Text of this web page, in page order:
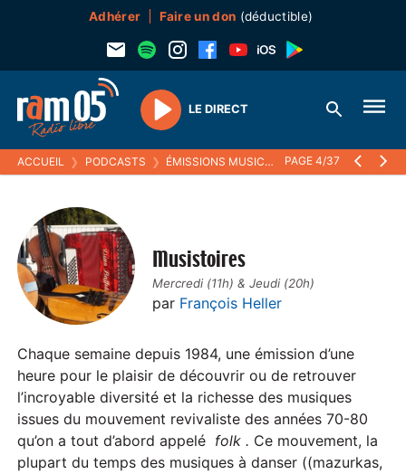
Adhérer Faire un don (déductible)
Play
LE DIRECT
ACCUEIL ❯ PODCASTS ❯ ÉMISSIONS MUSICALES ❯ MUSISTOIRES
PAGE 4/37
Musistoires
Mercredi (11h) & Jeudi (20h)
par François Heller
Chaque semaine depuis 1984, une émission d’une
heure pour le plaisir de découvrir ou de retrouver
l’incroyable diversité et la richesse des musiques
issues du mouvement revivaliste des années 70-80
qu’on a tout d’abord appelé folk . Ce mouvement, la
plupart du temps des musiques à danser ((mazurkas,